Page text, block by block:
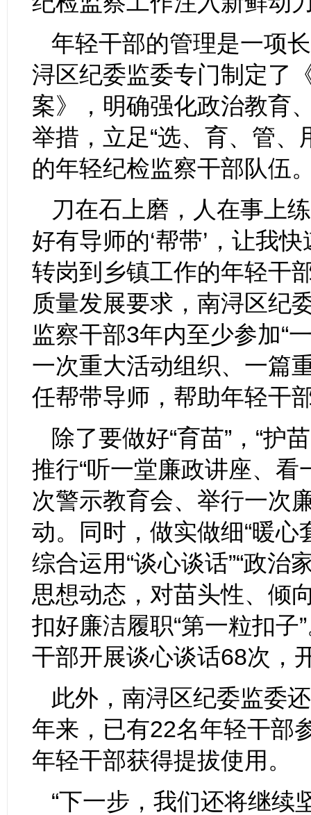
年轻干部的管理是一项
浔区纪委监委专门制定了
案》，明确强化政治教育
举措，立足“选、育、管
的年轻纪检监察干部队伍
刀在石上磨，人在事上
好有导师的‘帮带’，让我
转岗到乡镇工作的年轻干
质量发展要求，南浔区纪
监察干部3年内至少参加“
一次重大活动组织、一篇
任帮带导师，帮助年轻干
除了要做好“育苗”，“护
推行“听一堂廉政讲座、
次警示教育会、举行一次
动。同时，做实做细“暖心
综合运用“谈心谈话”“政治
思想动态，对苗头性、倾
扣好廉洁履职“第一粒扣
干部开展谈心谈话68次，
此外，南浔区纪委监委
年来，已有22名年轻干部
年轻干部获得提拔使用。
“下一步，我们还将继续